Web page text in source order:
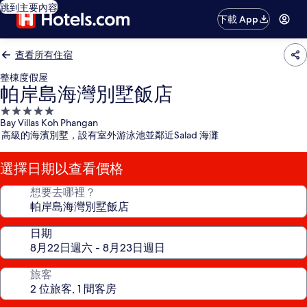
跳到主要內容
下載 App
查看所有住宿
整棟度假屋
帕岸島海灣別墅飯店
5.0
星
級
住
宿
Bay Villas Koh Phangan
高級的海濱別墅，設有室外游泳池並鄰近Salad 海灘
選擇日期以查看價格
想要去哪裡？
日期
旅客